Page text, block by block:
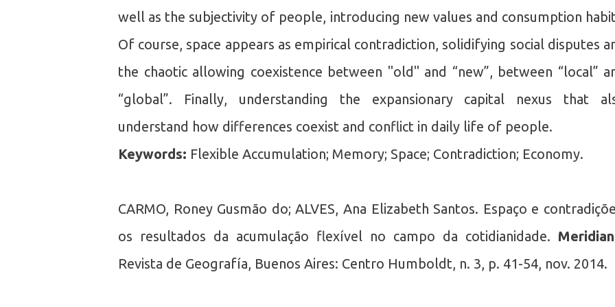
well as the subjectivity of people, introducing new values and consumption
Of course, space appears as empirical contradiction, solidifying social disputes
the chaotic allowing coexistence between "old" and “new”, between “local”
“global”. Finally, understanding the expansionary capital nexus that
understand how differences coexist and conflict in daily life of people.
Keywords: Flexible Accumulation; Memory; Space; Contradiction; Economy.
CARMO, Roney Gusmão do; ALVES, Ana Elizabeth Santos. Espaço e
os resultados da acumulação flexível no campo da cotidianidade.
Revista de Geografía, Buenos Aires: Centro Humboldt, n. 3, p. 41-54, nov. 2014.